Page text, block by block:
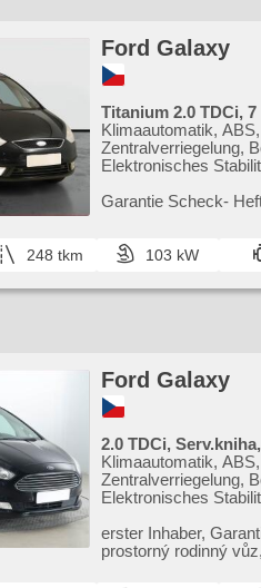
Ford Galaxy
Titanium 2.0 TDCi,
Klimaautomatik,
Zentralverriegelung,
Elektronisches
Servolenkung, El.
Garantie Scheck​-
248 tkm 103 kW
Ford Galaxy
2.0 TDCi,
Klimaautomatik,
Zentralverriegelung,
Elektronisches
Reifendrucksensor,
Parkassistent,
erster Inhaber,​
prostorný rodinný